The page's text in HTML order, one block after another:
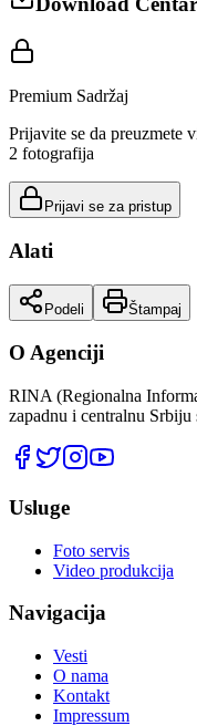
Premium Sadržaj
Prijavite se da preuzmete
2 fotografija
Prijavi se za pristup
Alati
Podeli Štampaj
O Agenciji
RINA (Regionalna
zapadnu i centralnu
Usluge
Foto servis
Video produkcija
Navigacija
Vesti
O nama
Kontakt
Impressum